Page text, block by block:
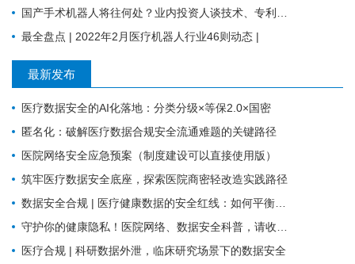
国产手术机器人将往何处？业内投资人谈技术、专利、临床价值与商业化趋势
最全盘点 | 2022年2月医疗机器人行业46则动态 |
最新发布
医疗数据安全的AI化落地：分类分级×等保2.0×国密
匿名化：破解医疗数据合规安全流通难题的关键路径
医院网络安全应急预案（制度建设可以直接使用版）
筑牢医疗数据安全底座，探索医院商密轻改造实践路径
数据安全合规 | 医疗健康数据的安全红线：如何平衡业务流转与合规监管？
守护你的健康隐私！医院网络、数据安全科普，请收好这份防护指南
医疗合规 | 科研数据外泄，临床研究场景下的数据安全